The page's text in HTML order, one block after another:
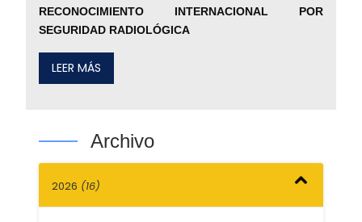
RECONOCIMIENTO INTERNACIONAL POR
SEGURIDAD RADIOLÓGICA
LEER MÁS
Archivo
2026 (16)